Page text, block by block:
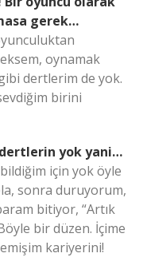
gerek…
oynamak
dertlerim de yok.
birini
dertlerin yok yani…
için yok öyle
sonra duruyorum,
bitiyor, “Artık
bir düzen. İçime
kariyerini!